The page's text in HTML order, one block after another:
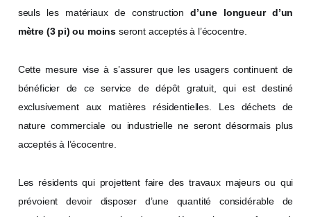
seuls les matériaux de constructiond’une longueur d’un
mètre (3 pi) ou moins seront acceptés à l’écocentre.
Cette mesure vise à s’assurer que les usagers continuent de
bénéficier de ce service de dépôt gratuit, qui est destiné
exclusivement aux matières résidentielles. Les déchets de
nature commerciale ou industrielle ne seront désormais plus
acceptés à l’écocentre.
Les résidents qui projettent faire des travaux majeurs ou qui
prévoient devoir disposer d’une quantité considérable de